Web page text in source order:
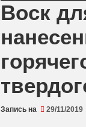
Воск
Запись на 29/11/2019